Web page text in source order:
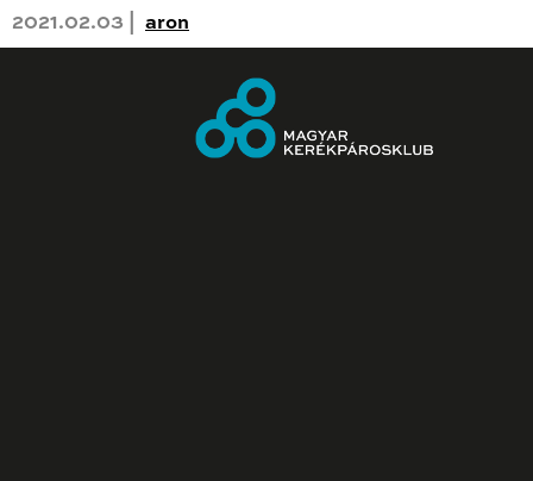
2021.02.03 | aron